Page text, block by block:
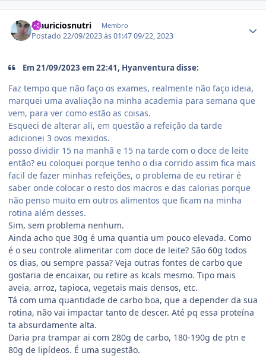
Mauriciosnutri Membro
Postado22/09/2023 às 01:4709/22, 2023
Em 21/09/2023 em 22:41, Hyanventura disse:
Faz tempo que não faço os exames, realmente não faço ideia,
marquei uma avaliação na minha academia para semana que
vem, para ver como estão as coisas.
Esqueci de alterar ali, em questão a refeição da tarde
adicionei 3 ovos mexidos.
posso dividir 15 na manhã e 15 na tarde com o doce de leite
então? eu coloquei porque tenho o dia corrido assim fica mais
facil de fazer minhas refeições, o problema de eu retirar é
saber onde colocar o resto dos macros e das calorias porque
não penso muito em outros alimentos que ficam na minha
rotina além desses.
Sim, sem problema nenhum.
Ainda acho que 30g é uma quantia um pouco elevada. Como
é o seu controle alimentar com doce de leite? São 60g todos
os dias, ou sempre passa? Veja outras fontes de carbo que
gostaria de encaixar, ou retire as kcals mesmo. Tipo mais
aveia, arroz, tapioca, vegetais mais densos, etc.
Tá com uma quantidade de carbo boa, que a depender da sua
rotina, não vai impactar tanto de descer. Até pq essa proteína
ta absurdamente alta.
Daria pra trampar ai com 280g de carbo, 180-190g de ptn e
80g de lipídeos. É uma sugestão.